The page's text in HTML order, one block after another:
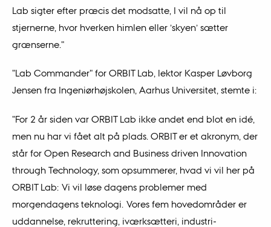
Lab sigter efter præcis det modsatte, I vil nå op til
stjernerne, hvor hverken himlen eller ’skyen’ sætter
grænserne."
"Lab Commander" for ORBIT Lab, lektor Kasper Løvborg
Jensen fra Ingeniørhøjskolen, Aarhus Universitet, stemte i:
"For 2 år siden var ORBIT Lab ikke andet end blot en idé,
men nu har vi fået alt på plads. ORBIT er et akronym, der
står for Open Research and Business driven Innovation
through Technology, som opsummerer, hvad vi vil her på
ORBIT Lab: Vi vil løse dagens problemer med
morgendagens teknologi. Vores fem hovedområder er
uddannelse, rekruttering, iværksætteri, industri-